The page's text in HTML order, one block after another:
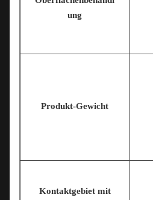
ung
Produkt-Gewicht
Kontaktgebiet mit